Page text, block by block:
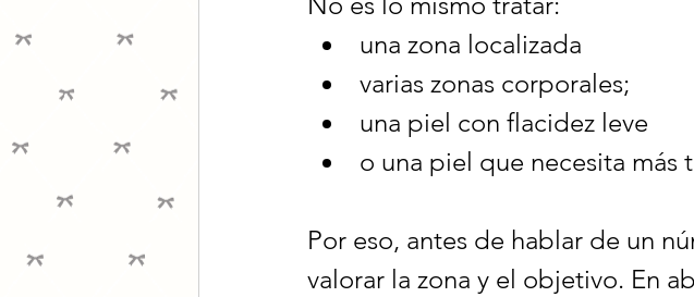
una zona localizada
varias zonas corporales;
una piel con flacidez leve
o una piel que necesita más
Por eso, antes de hablar de un
valorar la zona y el objetivo. En